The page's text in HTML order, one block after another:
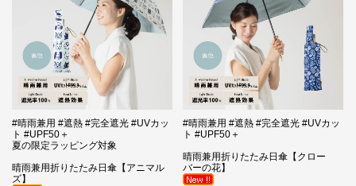
#晴雨兼用 #遮熱 #完全遮光 #UVカッ
ト #UPF50＋
夏の限定ラッピング対象
晴雨兼用折りたたみ日傘【アニマル
ズ】
#晴雨兼用 #遮熱 #完全遮光 #UVカッ
ト #UPF50＋
晴雨兼用折りたたみ日傘【クロー
バーの花】